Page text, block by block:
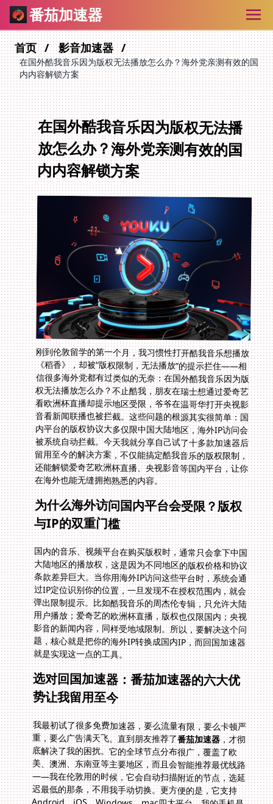
番茄加速器
首页 影音加速器
在国外酷我音乐因为版权无法播放怎么办？海外党亲测有效的国
内内容解锁方案
在国外酷我音乐因为版权无法播
放怎么办？海外党亲测有效的国
内内容解锁方案
刚到伦敦留学的第一个月，我习惯性打开酷我音乐想播放
《稻香》，却被“版权限制，无法播放”的提示拦住——相
信很多海外党都有过类似的无奈：在国外酷我音乐因为版
权无法播放怎么办？不止酷我，朋友在瑞士想通过爱奇艺
看欧洲杯直播却提示地区受限，爷爷在温哥华打开央视影
音看新闻联播也被拦截。这些问题的根源其实很简单：国
内平台的版权协议大多仅限中国大陆地区，海外IP访问会
被系统自动拦截。今天我就分享自己试了十多款加速器后
留用至今的解决方案，不仅能搞定酷我音乐的版权限制，
还能解锁爱奇艺欧洲杯直播、央视影音等国内平台，让你
在海外也能无缝拥抱熟悉的内容。
为什么海外访问国内平台会受限？版权
与IP的双重门槛
国内的音乐、视频平台在购买版权时，通常只会拿下中国
大陆地区的播放权，这是因为不同地区的版权价格和协议
条款差异巨大。当你用海外IP访问这些平台时，系统会通
过IP定位识别你的位置，一旦发现不在授权范围内，就会
弹出限制提示。比如酷我音乐的周杰伦专辑，只允许大陆
用户播放；爱奇艺的欧洲杯直播，版权也仅限国内；央视
影音的新闻内容，同样受地域限制。所以，要解决这个问
题，核心就是把你的海外IP转换成国内IP，而回国加速器
就是实现这一点的工具。
选对回国加速器：番茄加速器的六大优
势让我留用至今
我最初试了很多免费加速器，要么流量有限，要么卡顿严
重，要么广告满天飞。直到朋友推荐了番茄加速器，才彻
底解决了我的困扰。它的全球节点分布很广，覆盖了欧
美、澳洲、东南亚等主要地区，而且会智能推荐最优线路
——我在伦敦用的时候，它会自动扫描附近的节点，选延
迟最低的那条，不用我手动切换。更方便的是，它支持
Android、iOS、Windows、mac四大平台，我的手机是
iOS，电脑是Mac，平板是Android，一个账号就能同时